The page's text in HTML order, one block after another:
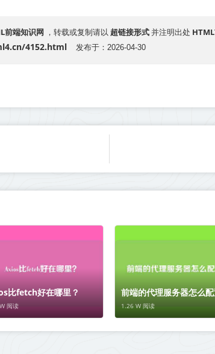
前端知识网 ，转载或复制请以 超链接形式 并注明出处
4152.html 发布于：2026-04-30
比fetch好在哪里？
阅读
前端的代理服务器怎么配
1.26 W 阅读